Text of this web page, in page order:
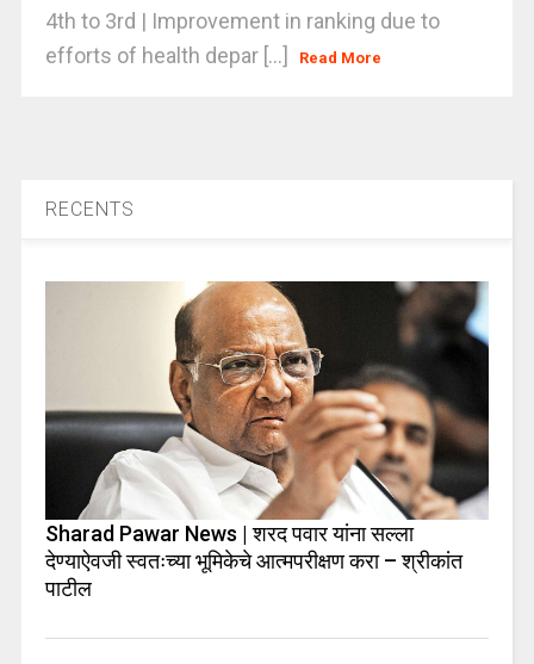
4th to 3rd | Improvement in ranking due to
efforts of health depar [...]
Read More
RECENTS
Sharad Pawar News | शरद पवार यांना सल्ला
देण्याऐवजी स्वतःच्या भूमिकेचे आत्मपरीक्षण करा – श्रीकांत
पाटील